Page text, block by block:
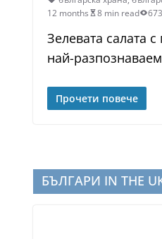
12 months
8 min read
Зелевата салата
най-
Прочети повече
БЪЛГАРИ IN THE